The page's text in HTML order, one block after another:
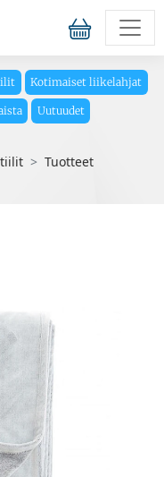
Kotimaiset liikelahjat
Uutuudet
Tuotteet